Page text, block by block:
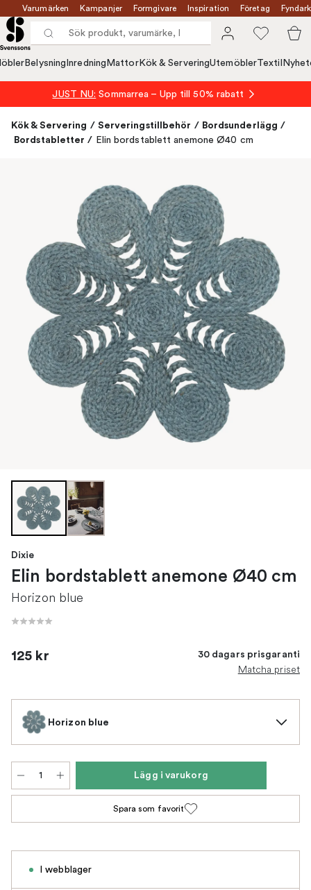
Varumärken Kampanjer Formgivare Inspiration Företag
Belysning Inredning MattorKök & ServeringUtemöblerTextil
JUST NU: Sommarrea – Upp till 50% rabatt
Kök & Servering / Serveringstillbehör / Bordsunderlägg /
Bordstabletter / Elin bordstablett anemone Ø40 cm
Dixie
Elin bordstablett anemone Ø40 cm
Horizon blue
125 kr 30 dagars prisgaranti
Matcha priset
Horizon blue
Lägg i varukorg
Spara som favorit
I webblager